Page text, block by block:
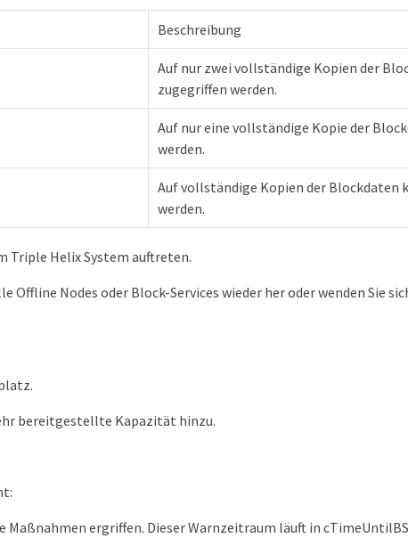
Beschreibung
Auf nur zwei vollständige Kopien der
zugegriffen werden.
Auf nur eine vollständige Kopie der
werden.
Auf vollständige Kopien der Blockdaten
werden.
Triple Helix System auftreten.
Offline Nodes oder Block-Services wieder her oder wenden Sie
bereitgestellte Kapazität hinzu.
Maßnahmen ergriffen. Dieser Warnzeitraum läuft in